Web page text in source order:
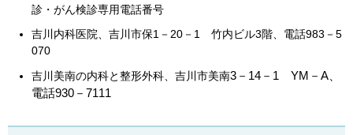
診・がん検診専用電話番号
吉川内科医院、吉川市保1－20－1 竹内ビル3階、電話983－5
070
吉川美南の内科と整形外科、吉川市美南3－14－1 YM－A、
電話930－7111